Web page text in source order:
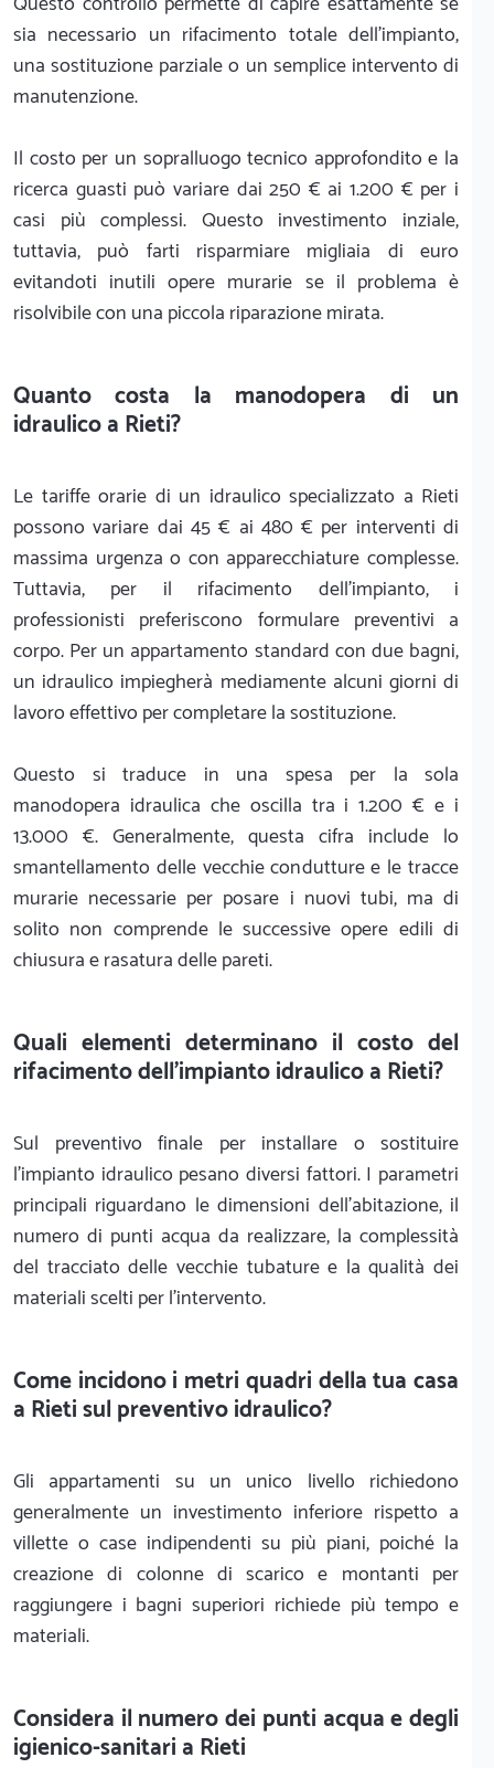
sia necessario un rifacimento totale dell'impianto,
una sostituzione parziale o un semplice intervento di
manutenzione.
Il costo per un sopralluogo tecnico approfondito e la
ricerca guasti può variare dai 250 € ai 1.200 € per i
casi più complessi. Questo investimento inziale,
tuttavia, può farti risparmiare migliaia di euro
evitandoti inutili opere murarie se il problema è
risolvibile con una piccola riparazione mirata.
Quanto costa la manodopera di un
idraulico a Rieti?
Le tariffe orarie di un idraulico specializzato a Rieti
possono variare dai 45 € ai 480 € per interventi di
massima urgenza o con apparecchiature complesse.
Tuttavia, per il rifacimento dell'impianto, i
professionisti preferiscono formulare preventivi a
corpo. Per un appartamento standard con due bagni,
un idraulico impiegherà mediamente alcuni giorni di
lavoro effettivo per completare la sostituzione.
Questo si traduce in una spesa per la sola
manodopera idraulica che oscilla tra i 1.200 € e i
13.000 €. Generalmente, questa cifra include lo
smantellamento delle vecchie condutture e le tracce
murarie necessarie per posare i nuovi tubi, ma di
solito non comprende le successive opere edili di
chiusura e rasatura delle pareti.
Quali elementi determinano il costo del
rifacimento dell'impianto idraulico a Rieti?
Sul preventivo finale per installare o sostituire
l'impianto idraulico pesano diversi fattori. I parametri
principali riguardano le dimensioni dell'abitazione, il
numero di punti acqua da realizzare, la complessità
del tracciato delle vecchie tubature e la qualità dei
materiali scelti per l'intervento.
Come incidono i metri quadri della tua casa
a Rieti sul preventivo idraulico?
Gli appartamenti su un unico livello richiedono
generalmente un investimento inferiore rispetto a
villette o case indipendenti su più piani, poiché la
creazione di colonne di scarico e montanti per
raggiungere i bagni superiori richiede più tempo e
materiali.
Considera il numero dei punti acqua e degli
igienico-sanitari a Rieti